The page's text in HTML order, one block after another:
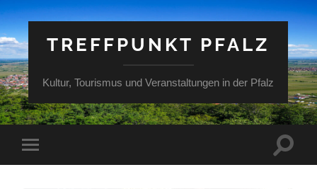
TREFFPUNKT PFALZ
Kultur, Tourismus und Veranstaltungen in der Pfalz
Mobile-
Menü